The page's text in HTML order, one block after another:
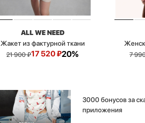
ALL WE NEED
Жакет из фактурной ткани
21 900₽17 520₽20% 7
3000 бонусов за
приложения